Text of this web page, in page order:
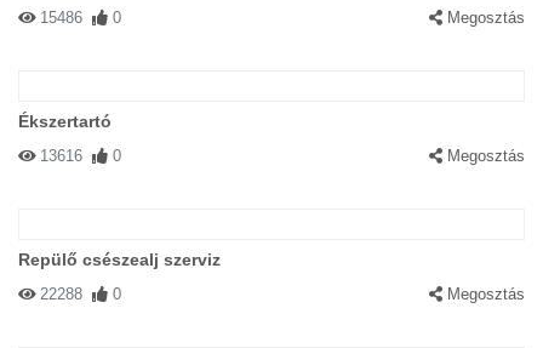
15486 0 Megosztás
Ékszertartó
13616 0 Megosztás
Repülő csészealj szerviz
22288 0 Megosztás